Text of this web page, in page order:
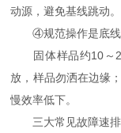
动源，避免基线跳动。
④规范操作是底线
固体样品约10～
放，样品勿洒在边缘
慢效率低下。
三大常见故障速排